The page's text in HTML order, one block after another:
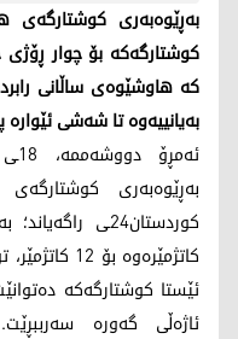
بەڕێوەبەری کوشتارگەی
کوشتارگەکە بۆ چوار ڕۆژی
بەیانییەوە تا شەشی
بەڕێوەبەری
کاتژمێرەوە
ئاژەڵی گەورە